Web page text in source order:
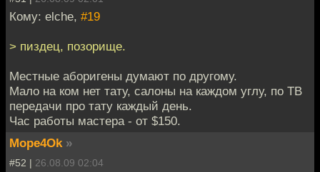
Кому: elche, #19
> пиздец, позорище.
Местные аборигены думают по другому.
Мало на ком нет тату, салоны на каждом углу, по ТВ
передачи про тату каждый день.
Час работы мастера - от $150.
Mope4Ok »
#52 | 26.08.09 02:04